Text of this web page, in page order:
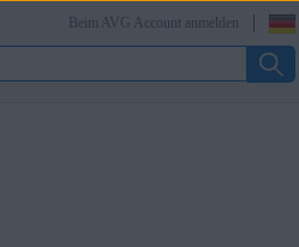
Beim AVG Account anmelden